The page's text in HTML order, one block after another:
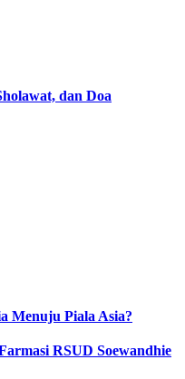
dan Doa
Menuju Piala Asia?
RSUD Soewandhie